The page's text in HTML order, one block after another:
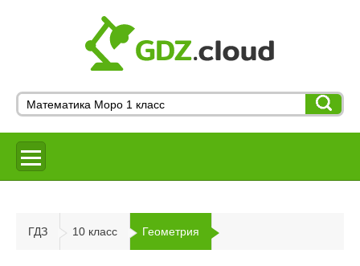
ГДЗ 10 класс Геометрия